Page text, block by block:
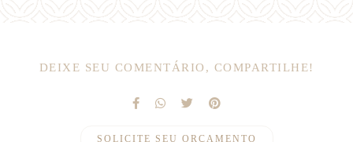
DEIXE SEU COMENTÁRIO, COMPARTILHE!
SOLICITE SEU ORÇAMENTO